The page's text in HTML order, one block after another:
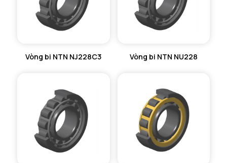
Vòng bi NTN NJ228C3 Vòng bi NTN NU228